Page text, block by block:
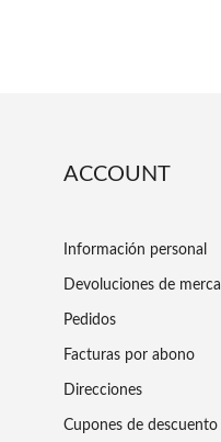
ACCOUNT
Información personal
Devoluciones de
Pedidos
Facturas por abono
Direcciones
Cupones de descuento